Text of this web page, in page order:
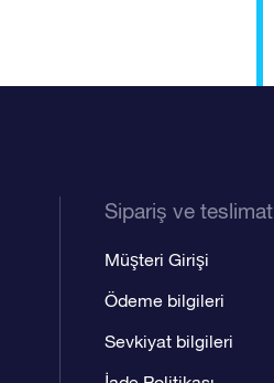
Sipariş ve teslimat
Müşteri Girişi
Ödeme bilgileri
Sevkiyat bilgileri